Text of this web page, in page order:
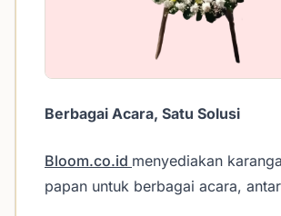
Berbagai Acara, Satu Solusi
Bloom.co.id menyediakan
papan untuk berbagai acara,